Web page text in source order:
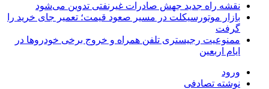
نقشه راه جدید جهش صادرات غیرنفتی تدوین می‌شود
بازار موتورسیکلت در مسیر صعود قیمت؛ تعمیر جای خرید را
گرفت
ممنوعیت رجیستری تلفن همراه و خروج برخی خودروها در
ایام اربعین
ورود
نوشته تصادفی